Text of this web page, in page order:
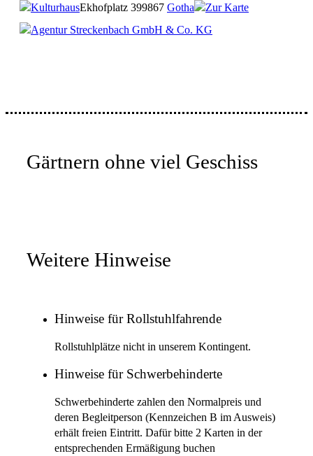
KulturhausEkhofplatz 399867 Gotha
Zur Karte
Agentur Streckenbach GmbH & Co. KG
Gärtnern ohne viel Geschiss
Weitere Hinweise
Hinweise für Rollstuhlfahrende
Rollstuhlplätze nicht in unserem Kontingent.
Hinweise für Schwerbehinderte
Schwerbehinderte zahlen den Normalpreis und
deren Begleitperson (Kennzeichen B im Ausweis)
erhält freien Eintritt. Dafür bitte 2 Karten in der
entsprechenden Ermäßigung buchen